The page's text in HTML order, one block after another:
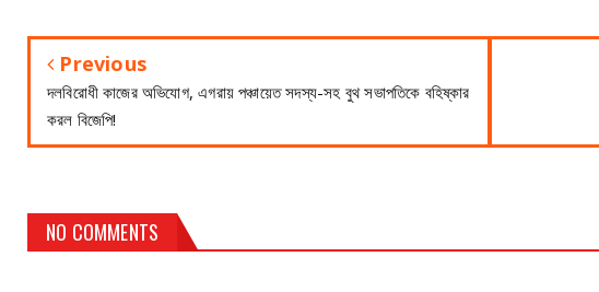
Previous
দলবিরোধী কাজের অভিযোগ, এগরায় পঞ্চায়েত সদস্য-সহ বুথ সভাপতিকে বহিষ্কার
করল বিজেপি!
NO COMMENTS